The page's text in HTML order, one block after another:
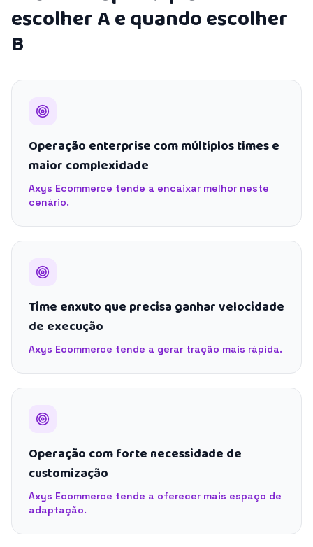
escolher A e quando escolher
B
Operação enterprise com múltiplos times e
maior complexidade
Axys Ecommerce tende a encaixar melhor neste
cenário.
Time enxuto que precisa ganhar velocidade
de execução
Axys Ecommerce tende a gerar tração mais rápida.
Operação com forte necessidade de
customização
Axys Ecommerce tende a oferecer mais espaço de
adaptação.